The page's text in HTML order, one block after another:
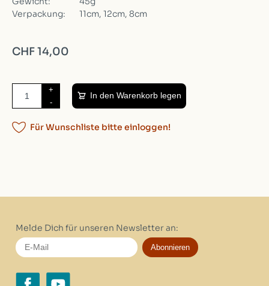
Verpackung:
11cm, 12cm, 8cm
CHF 14,00
+
-
In den Warenkorb legen
Für Wunschliste bitte einloggen!
Melde Dich für unseren Newsletter an:
Abonnieren